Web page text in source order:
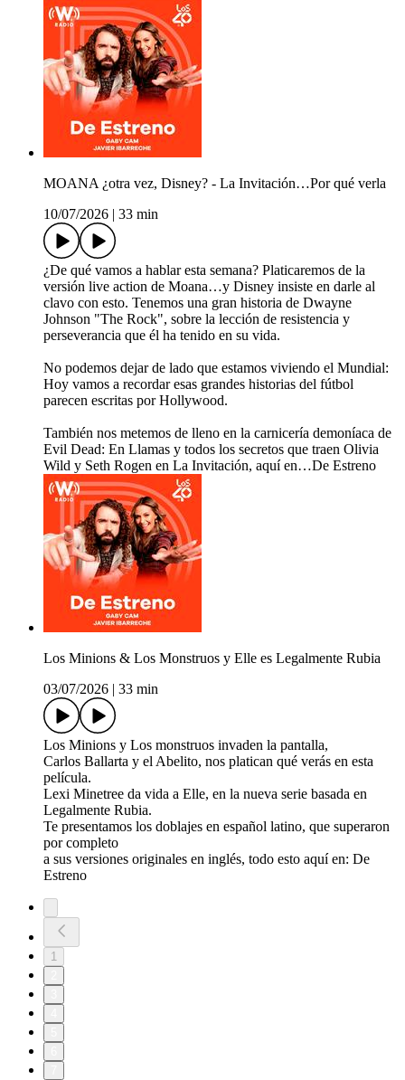
MOANA ¿otra vez, Disney? - La Invitación…Por qué verla
10/07/2026
33 min
¿De qué vamos a hablar esta semana? Platicaremos de la
versión live action de Moana…y Disney insiste en darle al
clavo con esto. Tenemos una gran historia de Dwayne
Johnson "The Rock", sobre la lección de resistencia y
perseverancia que él ha tenido en su vida.
No podemos dejar de lado que estamos viviendo el Mundial:
Hoy vamos a recordar esas grandes historias del fútbol
parecen escritas por Hollywood.
También nos metemos de lleno en la carnicería demoníaca de
Evil Dead: En Llamas y todos los secretos que traen Olivia
Wild y Seth Rogen en La Invitación, aquí en…De Estreno
Los Minions & Los Monstruos y Elle es Legalmente Rubia
03/07/2026
33 min
Los Minions y Los monstruos invaden la pantalla,
Carlos Ballarta y el Abelito, nos platican qué verás en esta
película.
Lexi Minetree da vida a Elle, en la nueva serie basada en
Legalmente Rubia.
Te presentamos los doblajes en español latino, que superaron
por completo
a sus versiones originales en inglés, todo esto aquí en: De
Estreno
1